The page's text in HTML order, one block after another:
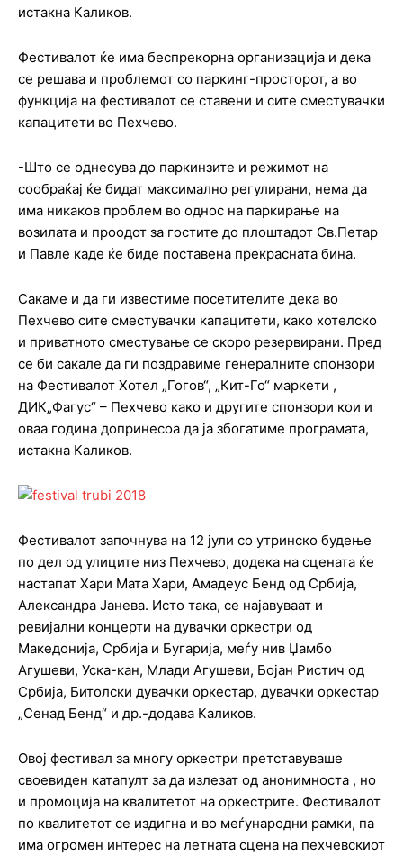
истакна Каликов.
Фестивалот ќе има беспрекорна организација и дека
се решава и проблемот со паркинг-просторот, а во
функција на фестивалот се ставени и сите сместувачки
капацитети во Пехчево.
-Што се однесува до паркинзите и режимот на
сообраќај ќе бидат максимално регулирани, нема да
има никаков проблем во однос на паркирање на
возилата и проодот за гостите до плоштадот Св.Петар
и Павле каде ќе биде поставена прекрасната бина.
Сакаме и да ги известиме посетителите дека во
Пехчево сите сместувачки капацитети, како хотелско
и приватното сместување се скоро резервирани. Пред
се би сакале да ги поздравиме генералните спонзори
на Фестивалот Хотел „Гогов“, „Кит-Го“ маркети ,
ДИК„Фагус“ – Пехчево како и другите спонзори кои и
оваа година допринесоа да ја збогатиме програмата,
истакна Каликов.
Фестивалот започнува на 12 јули со утринско будење
по дел од улиците низ Пехчево, додека на сцената ќе
настапат Хари Мата Хари, Амадеус Бенд од Србија,
Александра Јанева. Исто така, се најавуваат и
ревијални концерти на дувачки оркестри од
Македонија, Србија и Бугарија, меѓу нив Џамбо
Агушеви, Уска-кан, Млади Агушеви, Бојан Ристич од
Србија, Битолски дувачки оркестар, дувачки оркестар
„Сенад Бенд“ и др.-додава Каликов.
Овој фестивал за многу оркестри претставуваше
своевиден катапулт за да излезат од анонимноста , но
и промоција на квалитетот на оркестрите. Фестивалот
по квалитетот се издигна и во меѓународни рамки, па
има огромен интерес на летната сцена на пехчевскиот